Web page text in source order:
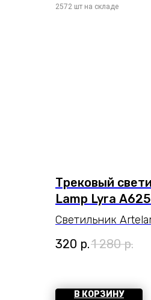
Трековый
Lamp Lyra
Светильник
A6252PL-1WH
Подчеркнет
Параметры
320 р.1 280 р.
В КОРЗИНУ